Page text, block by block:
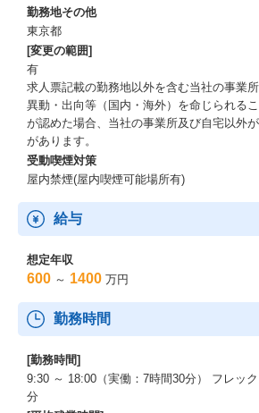
勤務地その他
東京都
[変更の範囲]
有
求人票記載の勤務地以外を含む当社の事業
異動・出向等（国内・海外）を命じられる
が認めた場合、当社の事業所及び自宅以外
があります。
受動喫煙対策
屋内禁煙(屋内喫煙可能場所有)
給与
想定年収
600 ～ 1400 万円
勤務時間
[勤務時間]
9:30 ～ 18:00（実働：7時間30分） フレッ
分